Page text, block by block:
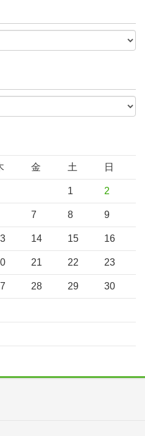
金 土 日
1 2
7 8 9
14 15 16
21 22 23
28 29 30